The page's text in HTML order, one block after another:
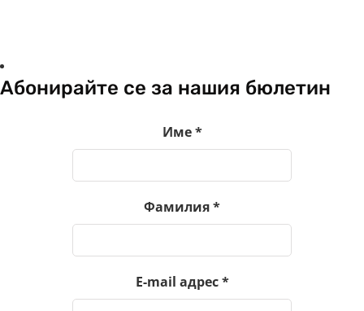
Абонирайте се за нашия бюлетин
Име*
Фамилия*
E-mail адрес*